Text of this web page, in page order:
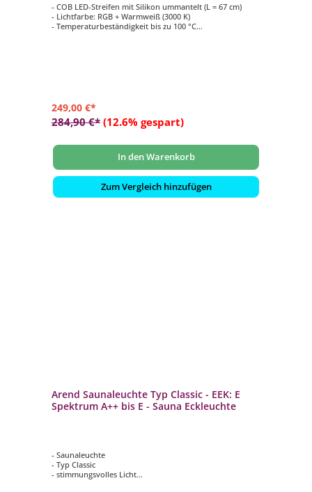
- COB LED-Streifen mit Silikon ummantelt (L = 67 cm)
- Lichtfarbe: RGB + Warmweiß (3000 K)
- Temperaturbeständigkeit bis zu 100 °C
249,00 €*
284,90 €* (12.6% gespart)
In den Warenkorb
Zum Vergleich hinzufügen
Arend Saunaleuchte Typ Classic - EEK: E
Spektrum A++ bis E - Sauna Eckleuchte
- Saunaleuchte
- Typ Classic
- stimmungsvolles Licht